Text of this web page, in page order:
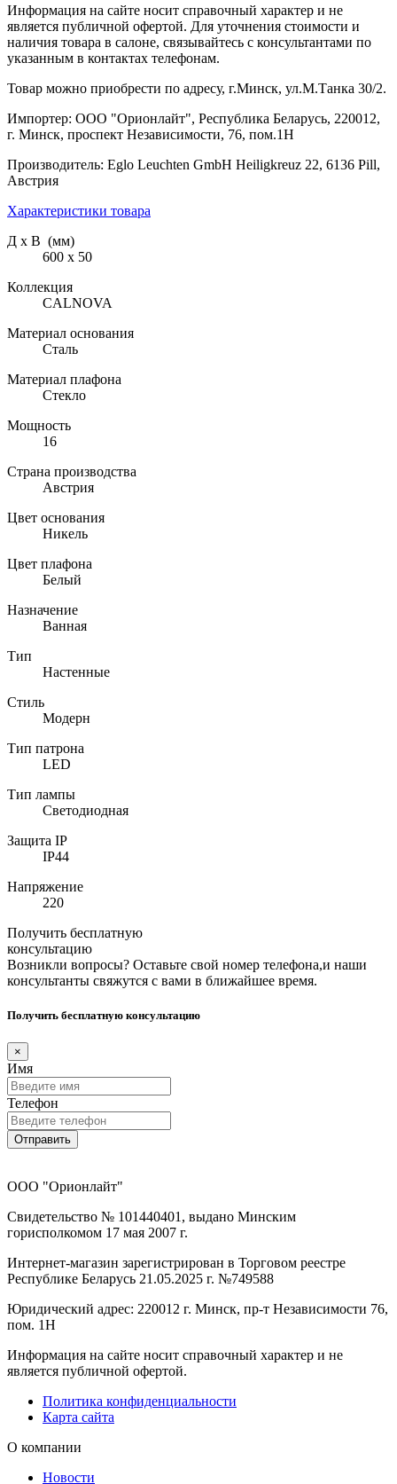
Информация на сайте носит справочный характер и не
является публичной офертой. Для уточнения стоимости и
наличия товара в салоне, связывайтесь с консультантами по
указанным в контактах телефонам.
Товар можно приобрести по адресу, г.Минск, ул.М.Танка 30/2.
Импортер: ООО "Орионлайт", Республика Беларусь, 220012,
г. Минск, проспект Независимости, 76, пом.1Н
Производитель: Eglo Leuchten GmbH Heiligkreuz 22, 6136 Pill,
Австрия
Характеристики товара
Д х В (мм)
600 х 50
Коллекция
CALNOVA
Материал основания
Сталь
Материал плафона
Стекло
Мощность
16
Страна производства
Австрия
Цвет основания
Никель
Цвет плафона
Белый
Назначение
Ванная
Тип
Настенные
Стиль
Модерн
Тип патрона
LED
Тип лампы
Светодиодная
Защита IP
IP44
Напряжение
220
Получить бесплатную
консультацию
Возникли вопросы? Оставьте свой номер телефона,и наши
консультанты свяжутся с вами в ближайшее время.
Получить бесплатную консультацию
×
Имя
Телефон
Отправить
ООО "Орионлайт"
Свидетельство № 101440401, выдано Минским
горисполкомом 17 мая 2007 г.
Интернет-магазин зарегистрирован в Торговом реестре
Республике Беларусь 21.05.2025 г. №749588
Юридический адрес: 220012 г. Минск, пр-т Независимости 76,
пом. 1Н
Информация на сайте носит справочный характер и не
является публичной офертой.
Политика конфиденциальности
Карта сайта
О компании
Новости